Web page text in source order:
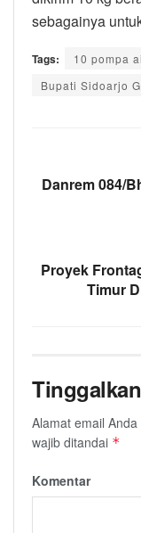
sebagainya
Tags: 10 pompa
Bupati Sidoarjo
Danrem 084/
Proyek
Timur
Alamat email
wajib ditandai *
Komentar